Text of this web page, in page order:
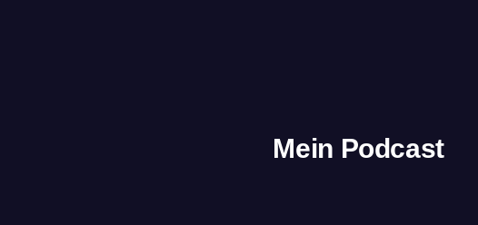
Mein Podcast